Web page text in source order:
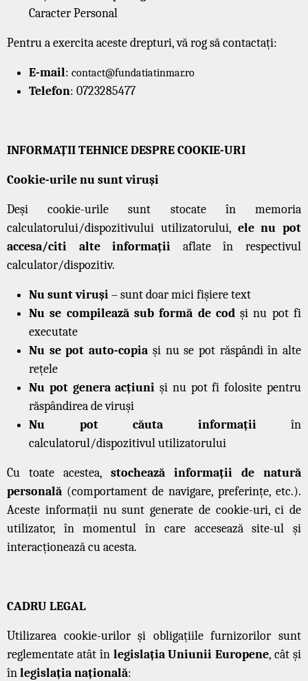
Caracter Personal
Pentru a exercita aceste drepturi, vă rog să contactați:
E-mail: contact@fundatiatinmar.ro
Telefon: 0723285477
INFORMAȚII TEHNICE DESPRE COOKIE-URI
Cookie-urile nu sunt viruși
Deși cookie-urile sunt stocate în memoria
calculatorului/dispozitivului utilizatorului, ele nu pot
accesa/citi alte informații aflate în respectivul
calculator/dispozitiv.
Nu sunt viruși– sunt doar mici fișiere text
Nu se compilează sub formă de codși nu pot fi
executate
Nu se pot auto-copia și nu se pot răspândi în alte
rețele
Nu pot genera acțiuni și nu pot fi folosite pentru
răspândirea de viruși
Nu pot căuta informațiiîn
calculatorul/dispozitivul utilizatorului
Cu toate acestea, stochează informații de natură
personală (comportament de navigare, preferințe, etc.).
Aceste informații nu sunt generate de cookie-uri, ci de
utilizator, în momentul în care accesează site-ul și
interacționează cu acesta.
CADRU LEGAL
Utilizarea cookie-urilor și obligațiile furnizorilor sunt
reglementate atât în legislația Uniunii Europene, cât și
înlegislația națională: